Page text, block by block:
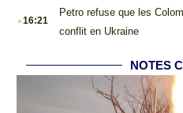
.16:21
Petro refuse que les
conflit en Ukraine
NOTES